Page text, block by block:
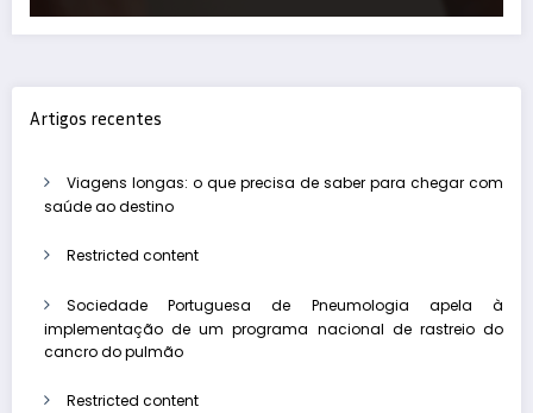
Artigos recentes
Viagens longas: o que precisa de saber para chegar com
saúde ao destino
Restricted content
Sociedade Portuguesa de Pneumologia apela à
implementação de um programa nacional de rastreio do
cancro do pulmão
Restricted content